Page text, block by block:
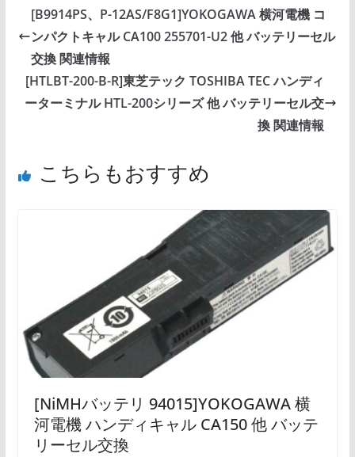
[B9914PS、P-12AS/F8G1]YOKOGAWA 横河電機 コ
ンパクトキャル CA100 255701-U2 他 バッテリーセル
交換 関連情報
[HTLBT-200-B-R]東芝テック TOSHIBA TEC ハンディ
ーターミナル HTL-200シリーズ 他 バッテリーセル交
換 関連情報
こちらもおすすめ
[NiMHバッテリ 94015]YOKOGAWA 横
河電機 ハンディキャル CA150 他 バッテ
リーセル交換